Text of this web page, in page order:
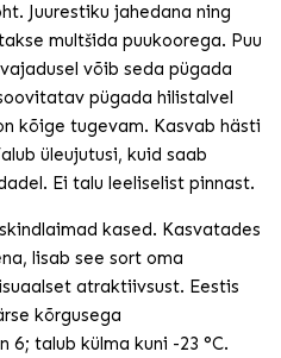
Juurestiku jahedana ning
multšida puukoorega. Puu
võib seda pügada
pügada hilistalvel
kõige tugevam. Kasvab hästi
üleujutusi, kuid saab
Ei talu leeliselist pinnast.
kased. Kasvatades
lisab see sort oma
atraktiivsust. Eestis
kõrgusega
6; talub külma kuni -23 °C.